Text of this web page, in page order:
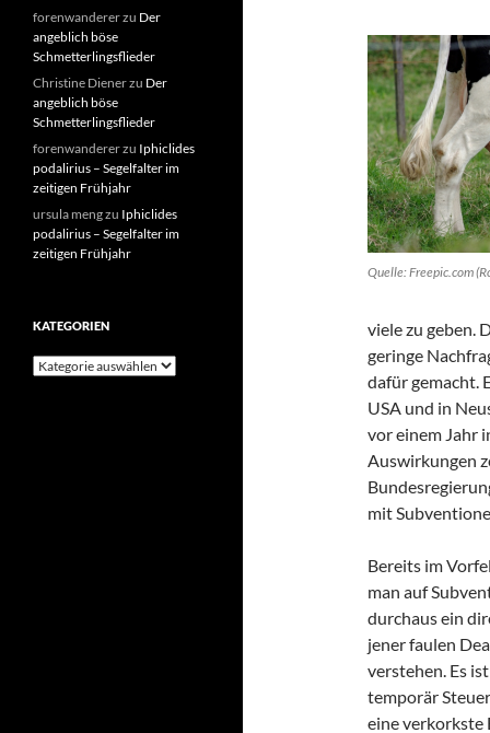
Quelle: Freepic.com
viele zu geben.
geringe
dafür gemacht.
USA und in
vor einem Jahr
Auswirkungen
mit
Bereits im
man auf
durchaus ein
jener faulen
verstehen. Es
temporär
eine verkorkste
forenwandererzu Der
angeblich böse
Schmetterlingsflieder
Christine Dienerzu Der
angeblich böse
Schmetterlingsflieder
forenwandererzu Iphiclides
podalirius – Segelfalter im
zeitigen Frühjahr
ursula mengzu Iphiclides
podalirius – Segelfalter im
zeitigen Frühjahr
KATEGORIEN
Kategorien